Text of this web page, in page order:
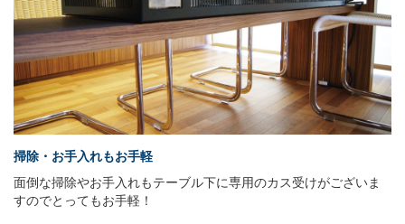
掃除・お手入れもお手軽
面倒な掃除やお手入れもテーブル下に専用のカス受けがございま
すのでとってもお手軽！